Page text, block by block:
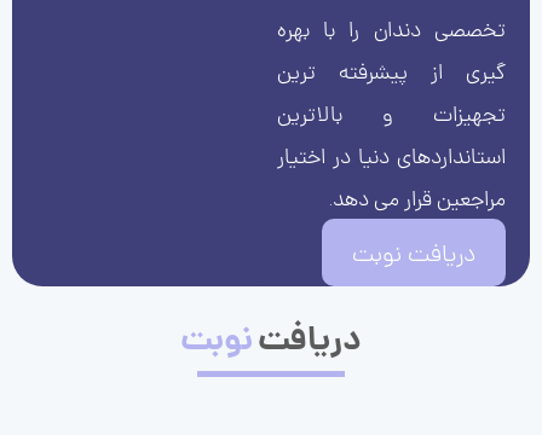
تخصصی دندان را با بهره
گیری از پیشرفته ترین
تجهیزات و بالاترین
استانداردهای دنیا در اختیار
مراجعین قرار می دهد.
دریافت نوبت
دریافتنوبت